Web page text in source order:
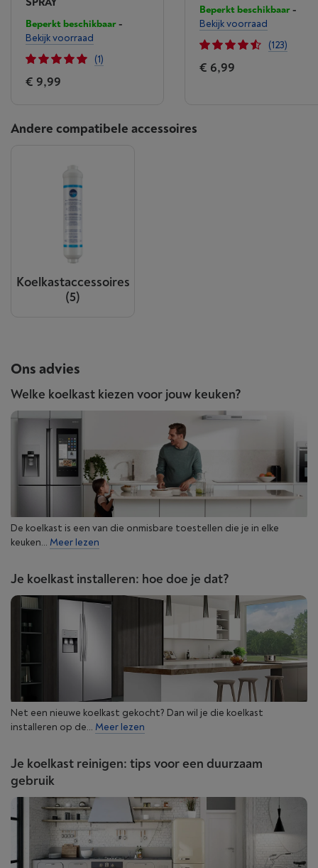
Beperkt beschikbaar-
Bekijk voorraad
(1)
€ 9,99
Beperkt beschikbaar-
Bekijk voorraad
(123)
€ 6,99
Andere compatibele accessoires
Koelkastaccessoires
(5)
Ons advies
Welke koelkast kiezen voor jouw keuken?
De koelkast is een van die onmisbare toestellen die je in elke
keuken... Meer lezen
Je koelkast installeren: hoe doe je dat?
Net een nieuwe koelkast gekocht? Dan wil je die koelkast
installeren op de... Meer lezen
Je koelkast reinigen: tips voor een duurzaam
gebruik